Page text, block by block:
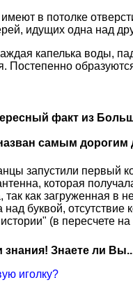
в потолке
идущих одна над
капелька воды,
Постепенно
факт из
самым дорогим
запустили первый
которая
так как загруженная
над буквой,
(в пересчете
знания! Знаете ли
иголку?